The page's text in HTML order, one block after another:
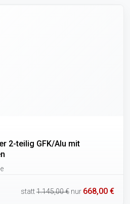
2-teilig GFK/Alu mit
statt1.145,00 € nur 668,00 €